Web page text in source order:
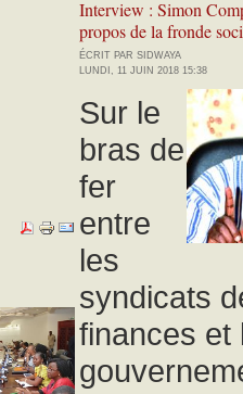
Interview : Simon
propos de la fronde
ÉCRIT PAR SIDWAYA
LUNDI, 11 JUIN 2018 15:38
Sur le
bras de
fer
entre
les
syndicats
finances et